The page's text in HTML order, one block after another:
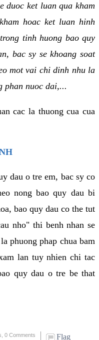
duoc ket luan qua kham
hoac ket luan hinh
tinh huong bao quy
bac sy se khoang soat
mot vai chi dinh nhu la
phan nuoc dai,...
cac la thuong cua cua
dau o tre em, bac sy co
nong bao quy dau bi
bao quy dau co the tut
nho" thi benh nhan se
phuong phap chua bam
lan tuy nhien chi tac
quy dau o tre be that
0 Comments Flag